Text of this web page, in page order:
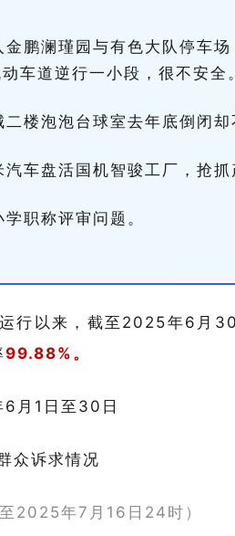
鹏澜瑾园与有色大队停车
车道逆行一小段，很不安全
楼泡泡台球室去年底倒闭
车盘活国机智骏工厂，抢
职称评审问题。
行以来，截至2025年6月
99.88%。
月1日至30日
众诉求情况
2025年7月16日24时）